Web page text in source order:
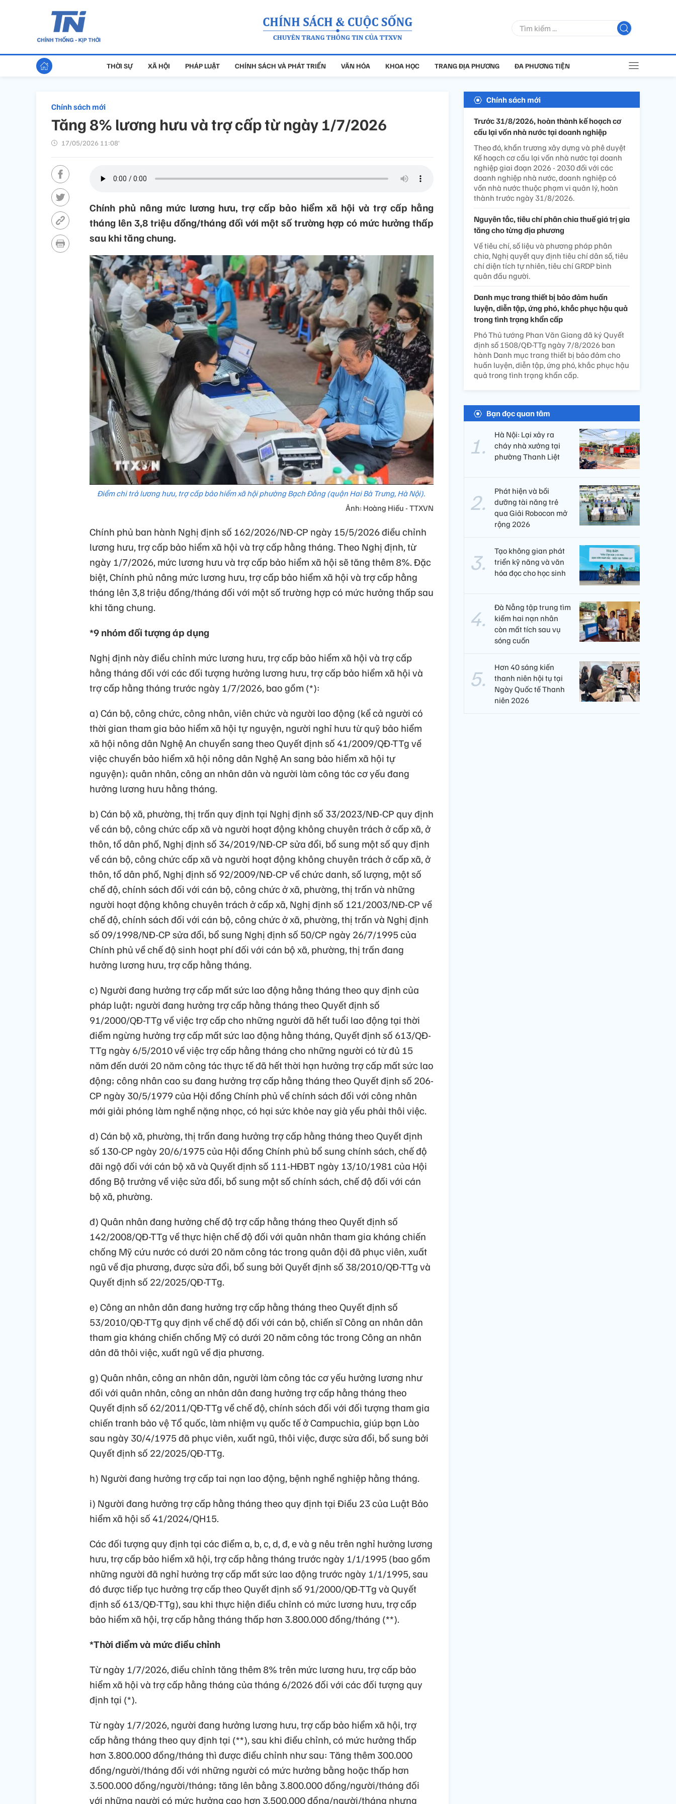
THỜI SỰ XÃ HỘI PHÁP LUẬT CHÍNH SÁCH VÀ PHÁT TRIỂN VĂN HÓA KHOA HỌC TRANG ĐỊA PHƯƠNG ĐA PHƯƠNG TIỆN
Chính sách mới
Tăng 8% lương hưu và trợ cấp từ ngày 1/7/2026
17/05/2026 11:08’
Chính phủ nâng mức lương hưu, trợ cấp bảo hiểm xã hội và trợ cấp hằng
tháng lên 3,8 triệu đồng/tháng đối với một số trường hợp có mức hưởng thấp
sau khi tăng chung.
Điểm chi trả lương hưu, trợ cấp bảo hiểm xã hội phường Bạch Đằng (quận Hai Bà Trưng, Hà Nội).
Ảnh: Hoàng Hiếu - TTXVN
Chính phủ ban hành Nghị định số 162/2026/NĐ-CP ngày 15/5/2026 điều chỉnh
lương hưu, trợ cấp bảo hiểm xã hội và trợ cấp hằng tháng. Theo Nghị định, từ
ngày 1/7/2026, mức lương hưu và trợ cấp bảo hiểm xã hội sẽ tăng thêm 8%. Đặc
biệt, Chính phủ nâng mức lương hưu, trợ cấp bảo hiểm xã hội và trợ cấp hằng
tháng lên 3,8 triệu đồng/tháng đối với một số trường hợp có mức hưởng thấp sau
khi tăng chung.
*9 nhóm đối tượng áp dụng
Nghị định này điều chỉnh mức lương hưu, trợ cấp bảo hiểm xã hội và trợ cấp
hằng tháng đối với các đối tượng hưởng lương hưu, trợ cấp bảo hiểm xã hội và
trợ cấp hằng tháng trước ngày 1/7/2026, bao gồm (*):
a) Cán bộ, công chức, công nhân, viên chức và người lao động (kể cả người có
thời gian tham gia bảo hiểm xã hội tự nguyện, người nghỉ hưu từ quỹ bảo hiểm
xã hội nông dân Nghệ An chuyển sang theo Quyết định số 41/2009/QĐ-TTg về
việc chuyển bảo hiểm xã hội nông dân Nghệ An sang bảo hiểm xã hội tự
nguyện); quân nhân, công an nhân dân và người làm công tác cơ yếu đang
hưởng lương hưu hằng tháng.
b) Cán bộ xã, phường, thị trấn quy định tại Nghị định số 33/2023/NĐ-CP quy định
về cán bộ, công chức cấp xã và người hoạt động không chuyên trách ở cấp xã, ở
thôn, tổ dân phố, Nghị định số 34/2019/NĐ-CP sửa đổi, bổ sung một số quy định
về cán bộ, công chức cấp xã và người hoạt động không chuyên trách ở cấp xã, ở
thôn, tổ dân phố, Nghị định số 92/2009/NĐ-CP về chức danh, số lượng, một số
chế độ, chính sách đối với cán bộ, công chức ở xã, phường, thị trấn và những
người hoạt động không chuyên trách ở cấp xã, Nghị định số 121/2003/NĐ-CP về
chế độ, chính sách đối với cán bộ, công chức ở xã, phường, thị trấn và Nghị định
số 09/1998/NĐ-CP sửa đổi, bổ sung Nghị định số 50/CP ngày 26/7/1995 của
Chính phủ về chế độ sinh hoạt phí đối với cán bộ xã, phường, thị trấn đang
hưởng lương hưu, trợ cấp hằng tháng.
c) Người đang hưởng trợ cấp mất sức lao động hằng tháng theo quy định của
pháp luật; người đang hưởng trợ cấp hằng tháng theo Quyết định số
91/2000/QĐ-TTg về việc trợ cấp cho những người đã hết tuổi lao động tại thời
điểm ngừng hưởng trợ cấp mất sức lao động hằng tháng, Quyết định số 613/QĐ-
TTg ngày 6/5/2010 về việc trợ cấp hằng tháng cho những người có từ đủ 15
năm đến dưới 20 năm công tác thực tế đã hết thời hạn hưởng trợ cấp mất sức lao
động; công nhân cao su đang hưởng trợ cấp hằng tháng theo Quyết định số 206-
CP ngày 30/5/1979 của Hội đồng Chính phủ về chính sách đối với công nhân
mới giải phóng làm nghề nặng nhọc, có hại sức khỏe nay già yếu phải thôi việc.
d) Cán bộ xã, phường, thị trấn đang hưởng trợ cấp hằng tháng theo Quyết định
số 130-CP ngày 20/6/1975 của Hội đồng Chính phủ bổ sung chính sách, chế độ
đãi ngộ đối với cán bộ xã và Quyết định số 111-HĐBT ngày 13/10/1981 của Hội
đồng Bộ trưởng về việc sửa đổi, bổ sung một số chính sách, chế độ đối với cán
bộ xã, phường.
đ) Quân nhân đang hưởng chế độ trợ cấp hằng tháng theo Quyết định số
142/2008/QĐ-TTg về thực hiện chế độ đối với quân nhân tham gia kháng chiến
chống Mỹ cứu nước có dưới 20 năm công tác trong quân đội đã phục viên, xuất
ngũ về địa phương, được sửa đổi, bổ sung bởi Quyết định số 38/2010/QĐ-TTg và
Quyết định số 22/2025/QĐ-TTg.
e) Công an nhân dân đang hưởng trợ cấp hằng tháng theo Quyết định số
53/2010/QĐ-TTg quy định về chế độ đối với cán bộ, chiến sĩ Công an nhân dân
tham gia kháng chiến chống Mỹ có dưới 20 năm công tác trong Công an nhân
dân đã thôi việc, xuất ngũ về địa phương.
g) Quân nhân, công an nhân dân, người làm công tác cơ yếu hưởng lương như
đối với quân nhân, công an nhân dân đang hưởng trợ cấp hằng tháng theo
Quyết định số 62/2011/QĐ-TTg về chế độ, chính sách đối với đối tượng tham gia
chiến tranh bảo vệ Tổ quốc, làm nhiệm vụ quốc tế ở Campuchia, giúp bạn Lào
sau ngày 30/4/1975 đã phục viên, xuất ngũ, thôi việc, được sửa đổi, bổ sung bởi
Quyết định số 22/2025/QĐ-TTg.
h) Người đang hưởng trợ cấp tai nạn lao động, bệnh nghề nghiệp hằng tháng.
i) Người đang hưởng trợ cấp hằng tháng theo quy định tại Điều 23 của Luật Bảo
hiểm xã hội số 41/2024/QH15.
Các đối tượng quy định tại các điểm a, b, c, d, đ, e và g nêu trên nghỉ hưởng lương
hưu, trợ cấp bảo hiểm xã hội, trợ cấp hằng tháng trước ngày 1/1/1995 (bao gồm
những người đã nghỉ hưởng trợ cấp mất sức lao động trước ngày 1/1/1995, sau
đó được tiếp tục hưởng trợ cấp theo Quyết định số 91/2000/QĐ-TTg và Quyết
định số 613/QĐ-TTg), sau khi thực hiện điều chỉnh có mức lương hưu, trợ cấp
bảo hiểm xã hội, trợ cấp hằng tháng thấp hơn 3.800.000 đồng/tháng (**).
*Thời điểm và mức điều chỉnh
Từ ngày 1/7/2026, điều chỉnh tăng thêm 8% trên mức lương hưu, trợ cấp bảo
hiểm xã hội và trợ cấp hằng tháng của tháng 6/2026 đối với các đối tượng quy
định tại (*).
Từ ngày 1/7/2026, người đang hưởng lương hưu, trợ cấp bảo hiểm xã hội, trợ
cấp hằng tháng theo quy định tại (**), sau khi điều chỉnh, có mức hưởng thấp
hơn 3.800.000 đồng/tháng thì được điều chỉnh như sau: Tăng thêm 300.000
đồng/người/tháng đối với những người có mức hưởng bằng hoặc thấp hơn
3.500.000 đồng/người/tháng; tăng lên bằng 3.800.000 đồng/người/tháng đối
với những người có mức hưởng cao hơn 3.500.000 đồng/người/tháng nhưng
Chính sách mới
Trước 31/8/2026, hoàn thành kế hoạch cơ
cấu lại vốn nhà nước tại doanh nghiệp
Theo đó, khẩn trương xây dựng và phê duyệt
Kế hoạch cơ cấu lại vốn nhà nước tại doanh
nghiệp giai đoạn 2026 - 2030 đối với các
doanh nghiệp nhà nước, doanh nghiệp có
vốn nhà nước thuộc phạm vi quản lý, hoàn
thành trước ngày 31/8/2026.
Nguyên tắc, tiêu chí phân chia thuế giá trị gia
tăng cho từng địa phương
Về tiêu chí, số liệu và phương pháp phân
chia, Nghị quyết quy định tiêu chí dân số, tiêu
chí diện tích tự nhiên, tiêu chí GRDP bình
quân đầu người.
Danh mục trang thiết bị bảo đảm huấn
luyện, diễn tập, ứng phó, khắc phục hậu quả
trong tình trạng khẩn cấp
Phó Thủ tướng Phan Văn Giang đã ký Quyết
định số 1508/QĐ-TTg ngày 7/8/2026 ban
hành Danh mục trang thiết bị bảo đảm cho
huấn luyện, diễn tập, ứng phó, khắc phục hậu
quả trong tình trạng khẩn cấp.
Bạn đọc quan tâm
Hà Nội: Lại xảy ra
cháy nhà xưởng tại
phường Thanh Liệt
Phát hiện và bồi
dưỡng tài năng trẻ
qua Giải Robocon mở
rộng 2026
Tạo không gian phát
triển kỹ năng và văn
hóa đọc cho học sinh
Đà Nẵng tập trung tìm
kiếm hai nạn nhân
còn mất tích sau vụ
sóng cuốn
Hơn 40 sáng kiến
thanh niên hội tụ tại
Ngày Quốc tế Thanh
niên 2026